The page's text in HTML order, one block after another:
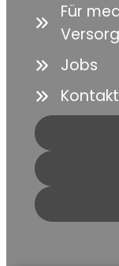
Für
Jobs
Kontakt